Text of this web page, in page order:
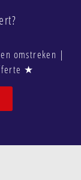
omstreken |
★